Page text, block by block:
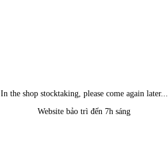
In the shop stocktaking, please come again later...
Website bảo trì đến 7h sáng